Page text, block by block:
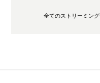
全てのストリーミン